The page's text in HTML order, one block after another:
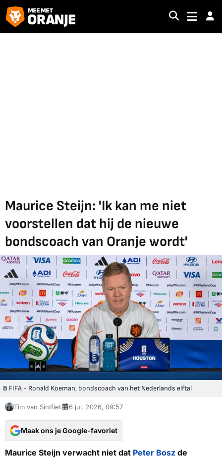
Maurice Steijn: 'Ik kan me niet
voorstellen dat hij de nieuwe
bondscoach van Oranje wordt'
© FIFA - Ronald Koeman, bondscoach van het Nederlands elftal
Tim van Sintfiet 6 jul. 2026, 09:57
Maak ons je Google-favoriet
Maurice Steijn verwacht niet dat Peter Bosz de